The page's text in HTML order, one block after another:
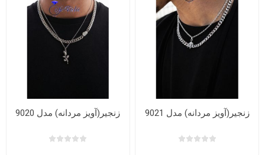
زنجیر(آویز مردانه) مدل 9020 زنجیر(آویز مردانه) مدل 9021